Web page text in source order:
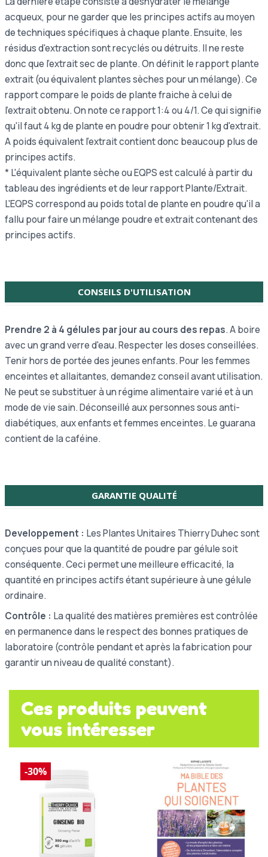
acqueux, pour ne garder que les principes actifs au moyen
de techniques spécifiques à chaque plante. Ensuite, les
résidus d'extraction sont recyclés ou détruits. Il ne reste
donc que l'extrait sec de plante. On définit le rapport plante
extrait (ou équivalent plantes sèches pour un mélange). Ce
rapport compare le poids de plante fraiche à celui de
l'extrait obtenu. On note ce rapport 1:4 ou 4/1. Ce qui signifie
qu'il faut 4 kg de plante en poudre pour obtenir 1 kg d'extrait.
A poids équivalent l'extrait contient donc beaucoup plus de
principes actifs.
* L'équivalent plante sèche ou EQPS est calculé à partir du
tableau des ingrédients et de leur rapport Plante/Extrait.
L'EQPS correspond au poids total de plante en poudre qu'il a
fallu pour faire un mélange poudre et extrait contenant des
principes actifs.
CONSEILS D'UTILISATION
Prendre 2 à 4 gélules par jour au cours des repas. A boire
avec un grand verre d'eau. Respecter les doses conseillées.
Tenir hors de portée des jeunes enfants. Pour les femmes
enceintes et allaitantes, demandez conseil avant utilisation.
Ne peut se substituer à un régime alimentaire varié et à un
mode de vie sain.Déconseillé aux personnes sous anti-
diabétiques, aux enfants et femmes enceintes. Le guarana
contient de la caféine.
GARANTIE QUALITÉ
Developpement : Les Plantes Unitaires Thierry Duhec sont
conçues pour que la quantité de poudre par gélule soit
conséquente. Ceci permet une meilleure efficacité, la
quantité en principes actifs étant supérieure à une gélule
ordinaire.
Contrôle : La qualité des matières premières est contrôlée
en permanence dans le respect des bonnes pratiques de
laboratoire (contrôle pendant et après la fabrication pour
garantir un niveau de qualité constant).
Ces produits peuvent
vous intéresser
-30%